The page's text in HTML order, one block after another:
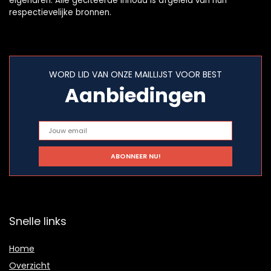
respectievelijke bronnen.
WORD LID VAN ONZE MAILLIJST VOOR BEST
Aanbiedingen
Snelle links
Home
Overzicht